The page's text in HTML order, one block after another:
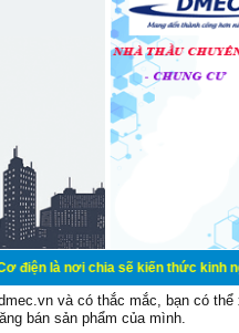
chia sẽ kiến thức kinh nghiệm
và có thắc mắc, bạn có
bán sản phẩm của mình.